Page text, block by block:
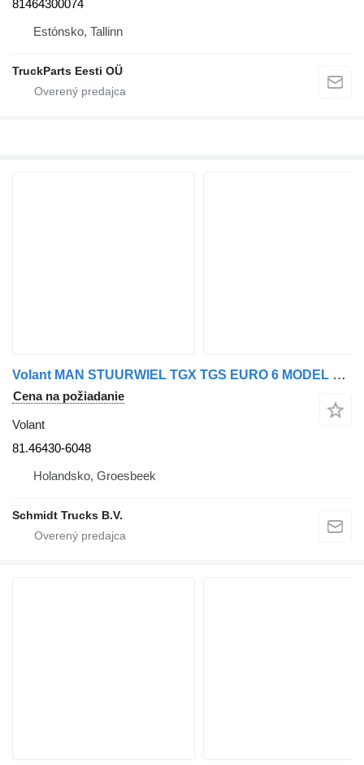
81464300074
Estónsko, Tallinn
TruckParts Eesti OÜ
Volant MAN STUURWIEL TGX TGS EURO 6 MODEL 2018 81.46430-6048 na nákladného auta
Cena na požiadanie
Volant
81.46430-6048
Holandsko, Groesbeek
Schmidt Trucks B.V.